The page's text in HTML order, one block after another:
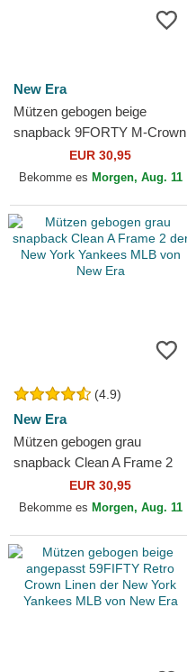
New Era
Mützen gebogen beige
snapback 9FORTY M-Crown
Linen der New York Yankees
MLB von New Era
EUR 30,95
Bekomme es Morgen, Aug. 11
(4.9)
New Era
Mützen gebogen grau
snapback Clean A Frame 2
der New York Yankees MLB
von New Era
EUR 30,95
Bekomme es Morgen, Aug. 11